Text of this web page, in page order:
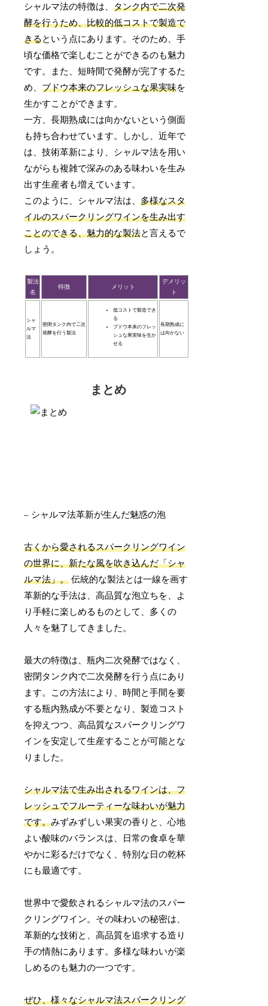
シャルマ法の特徴は、タンク内で二次発
酵を行うため、比較的低コストで製造で
きるという点にあります。そのため、手
頃な価格で楽しむことができるのも魅力
です。また、短時間で発酵が完了するた
め、ブドウ本来のフレッシュな果実味を
生かすことができます。
一方、長期熟成には向かないという側面
も持ち合わせています。しかし、近年で
は、技術革新により、シャルマ法を用い
ながらも複雑で深みのある味わいを生み
出す生産者も増えています。
このように、シャルマ法は、多様なスタ
イルのスパークリングワインを生み出す
ことのできる、魅力的な製法と言えるで
しょう。
製法
名
特徴 メリット
デメリッ
ト
シャ
ルマ
法
密閉タンク内で二次
発酵を行う製法
低コストで製造でき
る
ブドウ本来のフレッ
シュな果実味を生か
せる
長期熟成に
は向かない
まとめ
– シャルマ法革新が生んだ魅惑の泡
古くから愛されるスパークリングワイン
の世界に、新たな風を吹き込んだ「シャ
ルマ法」。 伝統的な製法とは一線を画す
革新的な手法は、高品質な泡立ちを、よ
り手軽に楽しめるものとして、多くの
人々を魅了してきました。
最大の特徴は、瓶内二次発酵ではなく、
密閉タンク内で二次発酵を行う点にあり
ます。この方法により、時間と手間を要
する瓶内熟成が不要となり、製造コスト
を抑えつつ、高品質なスパークリングワ
インを安定して生産することが可能とな
りました。
シャルマ法で生み出されるワインは、フ
レッシュでフルーティーな味わいが魅力
です。みずみずしい果実の香りと、心地
よい酸味のバランスは、日常の食卓を華
やかに彩るだけでなく、特別な日の乾杯
にも最適です。
世界中で愛飲されるシャルマ法のスパー
クリングワイン。その味わいの秘密は、
革新的な技術と、高品質を追求する造り
手の情熱にあります。多様な味わいが楽
しめるのも魅力の一つです。
ぜひ、様々なシャルマ法スパークリング